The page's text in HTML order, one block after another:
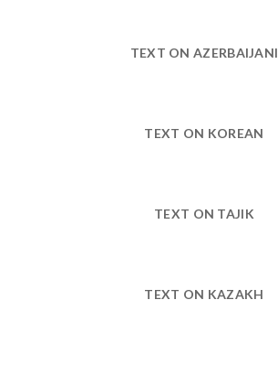
TEXT ON AZERBAIJANI
TEXT ON KOREAN
TEXT ON TAJIK
TEXT ON KAZAKH